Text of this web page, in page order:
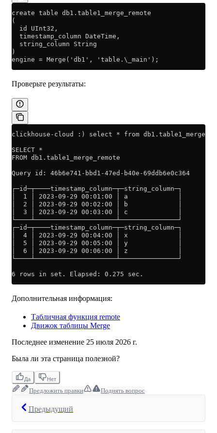
create table db1.table1_merge_remote
(
  id UInt32,
  timestamp_column DateTime,
  string_column String
)
engine = Merge('db1', 'table.\_main');
Проверьте результаты:
clickhouse-cloud :) select * from
SELECT *
FROM db1.table1_merge_remote
Query id: 46b6e741-bbd1-47ed-b40e-69ddb6e0c364
┌─id─┬────timestamp_column─┬─string_column─┐
│  1 │ 2023-09-29 00:01:00 │ a             │
│  2 │ 2023-09-29 00:02:00 │ b             │
│  3 │ 2023-09-29 00:03:00 │ c             │
└────┴─────────────────────┴───────────────┘
┌─id─┬────timestamp_column─┬─string_column─┐
│  4 │ 2023-09-29 00:04:00 │ x             │
│  5 │ 2023-09-29 00:05:00 │ y             │
│  6 │ 2023-09-29 00:06:00 │ z             │
└────┴─────────────────────┴───────────────┘
6 rows in set. Elapsed: 0.275 sec.
Дополнительная информация:
Табличная функция remote
Движок таблицы Merge
Последнее изменение 25 июля 2026 г.
Была ли эта страница полезной?
Да Нет
Предложить правки Поднять вопрос
Предыдущий